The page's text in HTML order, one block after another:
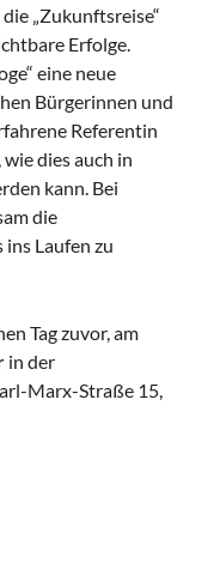
„Zukunftsreise“
Erfolge.
eine neue
Bürgerinnen und
Referentin
dies auch in
kann. Bei
die
ins Laufen zu
Tag zuvor, am
in der
Marx-Straße 15,